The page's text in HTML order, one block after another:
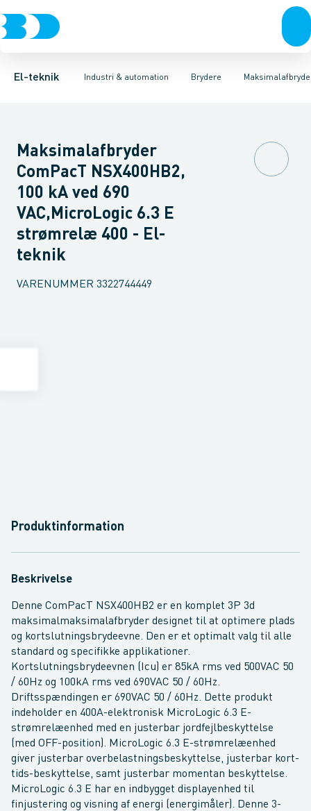
El-teknik Industri & automation
Afbrydere, stikkontakter & lampeudtagForgreningsmateriel
Brydere
Industristiksystemer Frekvensomformere og softstartere
Motorbetjening for effektafbryder Ombygningssæt til
Maksimalafbryder
ComPacT NSX400HB2,
100 kA ved 690
VAC,MicroLogic 6.3 E
strømrelæ 400 - El-
teknik
VARENUMMER 3322744449
Produktinformation
Beskrivelse
Denne ComPacT NSX400HB2 er en komplet 3P 3d
maksimalmaksimalafbryder designet til at optimere plads
og kortslutningsbrydeevne. Den er et optimalt valg til alle
standard og specifikke applikationer.
Kortslutningsbrydeevnen (Icu) er 85kA rms ved 500VAC 50
/ 60Hz og 100kA rms ved 690VAC 50 / 60Hz.
Driftsspændingen er 690VAC 50 / 60Hz. Dette produkt
indeholder en 400A-elektronisk MicroLogic 6.3 E-
strømrelæenhed med en justerbar jordfejlbeskyttelse
(med OFF-position). MicroLogic 6.3 E-strømrelæenhed
giver justerbar overbelastningsbeskyttelse, justerbar kort-
tids-beskyttelse, samt justerbar momentan beskyttelse.
MicroLogic 6.3 E har en indbygget displayenhed til
finjustering og visning af energi (energimåler). Denne 3-